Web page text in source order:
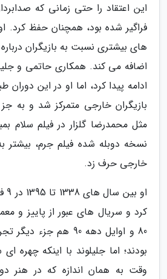
این اعتقاد را حتی زمانی که
فراگیر شده بود، همچنان حفظ کرد.
های بیشتری نسبت به بازیگران
اضافه می کند. همکاری حاتمی و
ادامه پیدا کرد، اما او در این دوران
بازیگران خارجی متمرکز شد و به
مثل محمدرضا گلزار در فیلم سلام
نسخه دوبله شده فیلم جرم،
خارجی حرف زد.
کرد و سریال های عبور از پاییز و
80 و اوایل دهه 90 هم
بودند؛ اما جلیلوند با اینکه چهره
وقت به همان اندازه که در هنر